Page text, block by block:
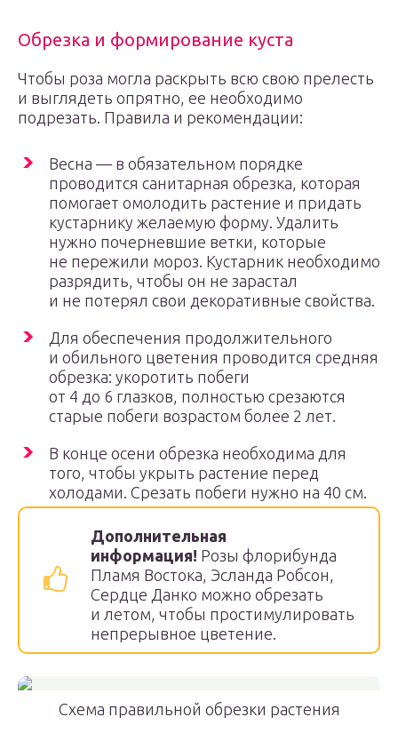
Обрезка и формирование куста
Чтобы роза могла раскрыть всю свою прелесть
и выглядеть опрятно, ее необходимо
подрезать. Правила и рекомендации:
Весна — в обязательном порядке
проводится санитарная обрезка, которая
помогает омолодить растение и придать
кустарнику желаемую форму. Удалить
нужно почерневшие ветки, которые
не пережили мороз. Кустарник необходимо
разрядить, чтобы он не зарастал
и не потерял свои декоративные свойства.
Для обеспечения продолжительного
и обильного цветения проводится средняя
обрезка: укоротить побеги
от 4 до 6 глазков, полностью срезаются
старые побеги возрастом более 2 лет.
В конце осени обрезка необходима для
того, чтобы укрыть растение перед
холодами. Срезать побеги нужно на 40 см.
Дополнительная
информация! Розы флорибунда
Пламя Востока, Эсланда Робсон,
Сердце Данко можно обрезать
и летом, чтобы простимулировать
непрерывное цветение.
Схема правильной обрезки растения